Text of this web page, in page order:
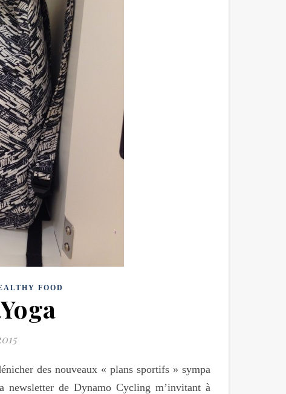
FOOD
des nouveaux « plans sportifs » sympa
de Dynamo Cycling m’invitant à